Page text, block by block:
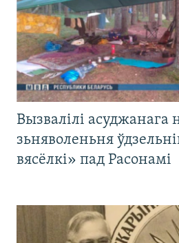
Вызвалілі асуджанага
зьняволеньня
вясёлкі» пад Расонамі